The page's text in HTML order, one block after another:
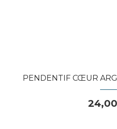
PENDENTIF CŒUR